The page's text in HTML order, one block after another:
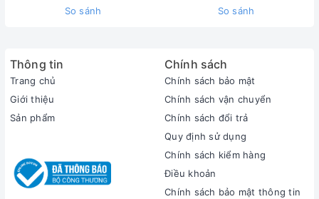
hình ảnh sống động như thật với màu sắc, độ tương
phản chính xác. Viền màn hình siêu mỏng giúp bạn
hoàn toàn tập trung vào nội dung trước mắt. Hơn
nữa, màn hình này còn có công nghệ lọc ánh sáng
xanh bảo vệ mắt đã được chứng nhận bởi TUV
Rheinland, giúp bạn làm việc thoải mái dù trong thời
gian dài.
So sánh So sánh
Thông tin
Trang chủ
Giới thiệu
Sản phẩm
Chính sách
Chính sách bảo mật
Chính sách vận chuyển
Chính sách đổi trả
Quy định sử dụng
Chính sách kiểm hàng
Điều khoản
Chính sách bảo mật thông tin